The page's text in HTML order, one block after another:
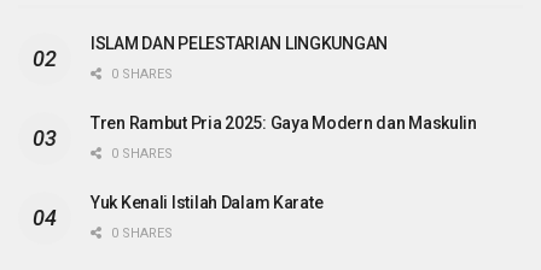
ISLAM DAN PELESTARIAN LINGKUNGAN
0 SHARES
Tren Rambut Pria 2025: Gaya Modern dan Maskulin
0 SHARES
Yuk Kenali Istilah Dalam Karate
0 SHARES